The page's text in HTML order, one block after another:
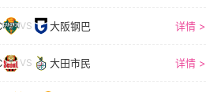
VS 大阪钢巴 详情 >
VS 大田市民 详情 >